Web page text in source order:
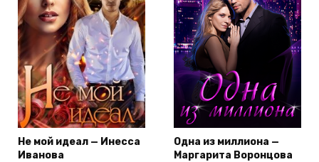
Не мой идеал — Инесса
Иванова
Одна из миллиона —
Маргарита Воронцова